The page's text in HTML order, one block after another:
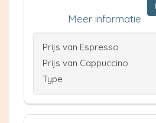
Meer informatie
Prijs van Espresso
Prijs van Cappuccino
Type